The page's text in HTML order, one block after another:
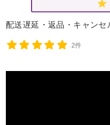
ご迷惑をお掛けいたし
配送遅延・返品・キャンセ
2件